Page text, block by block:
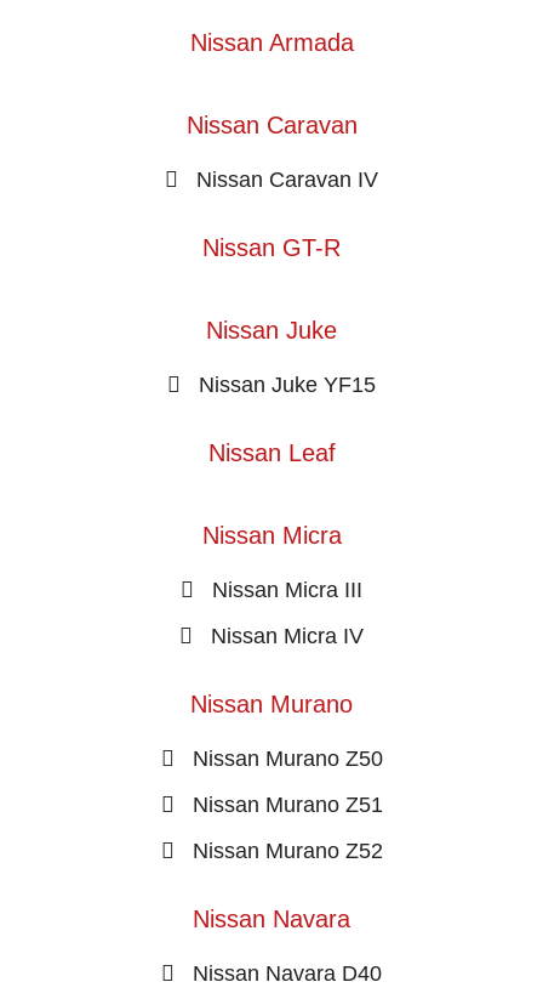
Nissan Armada
Nissan Caravan
Nissan Caravan IV
Nissan GT-R
Nissan Juke
Nissan Juke YF15
Nissan Leaf
Nissan Micra
Nissan Micra III
Nissan Micra IV
Nissan Murano
Nissan Murano Z50
Nissan Murano Z51
Nissan Murano Z52
Nissan Navara
Nissan Navara D40